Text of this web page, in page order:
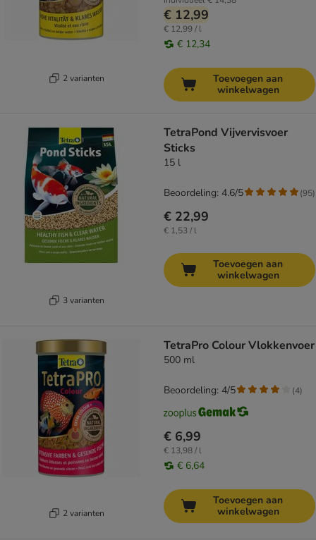
2 varianten
€ 12,99
€ 12,99 / l
€ 12,34
Toevoegen aan
winkelwagen
3 varianten
TetraPond Vijvervisvoer
Sticks
15 l
€ 22,99
€ 1,53 / l
Beoordeling: 4.6/5 (95)
Toevoegen aan
winkelwagen
2 varianten
TetraPro Colour Vlokkenvoer
500 ml
€ 6,99
€ 13,98 / l
€ 6,64
Beoordeling: 4/5 (4)
Toevoegen aan
winkelwagen